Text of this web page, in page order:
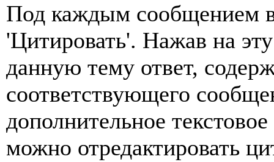
Под каждым сообщением
'Цитировать'. Нажав на
данную тему ответ,
соответствующего
дополнительное
можно отредактировать